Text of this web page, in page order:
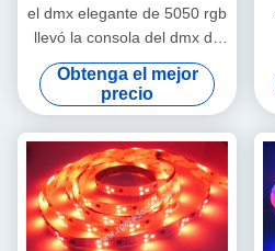
el dmx elegante de 5050 rgb
llevó la consola del dmx de
la tira ws2811 controlable
Obtenga el mejor
precio